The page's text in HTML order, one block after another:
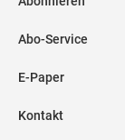
Abo-Service
E-Paper
Kontakt